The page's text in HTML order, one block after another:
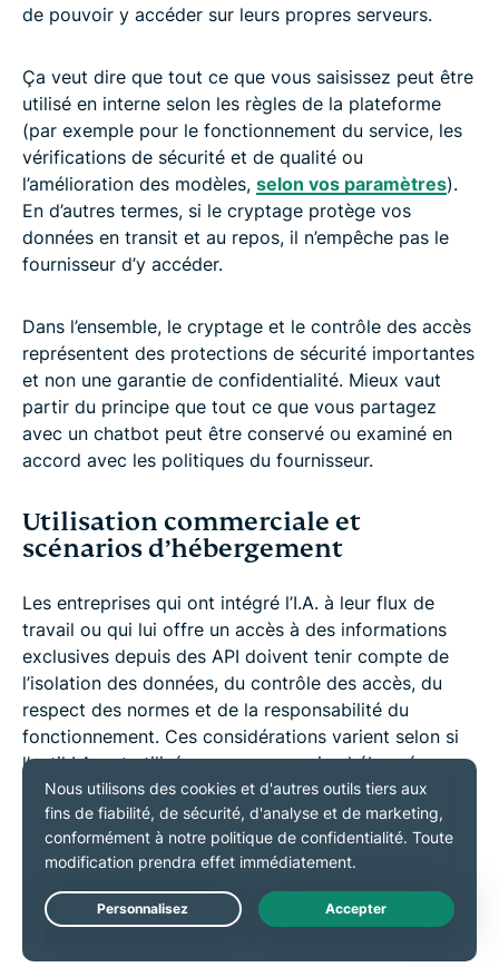
de pouvoir y accéder sur leurs propres serveurs.
Ça veut dire que tout ce que vous saisissez peut être
utilisé en interne selon les règles de la plateforme
(par exemple pour le fonctionnement du service, les
vérifications de sécurité et de qualité ou
l’amélioration des modèles, selon vos paramètres).
En d’autres termes, si le cryptage protège vos
données en transit et au repos, il n’empêche pas le
fournisseur d’y accéder.
Dans l’ensemble, le cryptage et le contrôle des accès
représentent des protections de sécurité importantes
et non une garantie de confidentialité. Mieux vaut
partir du principe que tout ce que vous partagez
avec un chatbot peut être conservé ou examiné en
accord avec les politiques du fournisseur.
Utilisation commerciale et
scénarios d’hébergement
Les entreprises qui ont intégré l’I.A. à leur flux de
travail ou qui lui offre un accès à des informations
exclusives depuis des API doivent tenir compte de
l’isolation des données, du contrôle des accès, du
respect des normes et de la responsabilité du
fonctionnement. Ces considérations varient selon si
l’outil I.A. est utilisé comme un service hébergé ou
déployé dans une infrastructure interne.
ChatGPT Enterprise : confidentialité, gestion
et contrôle de l’isolation
ChatGPT Enterprise est conçu pour les organisations
qui veulent utiliser un service I.A. hébergé tout en
Live Chat